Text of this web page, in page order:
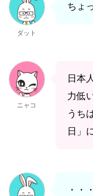
ダット
ちょ
ニャコ
日本
力低
うち
日」
・・